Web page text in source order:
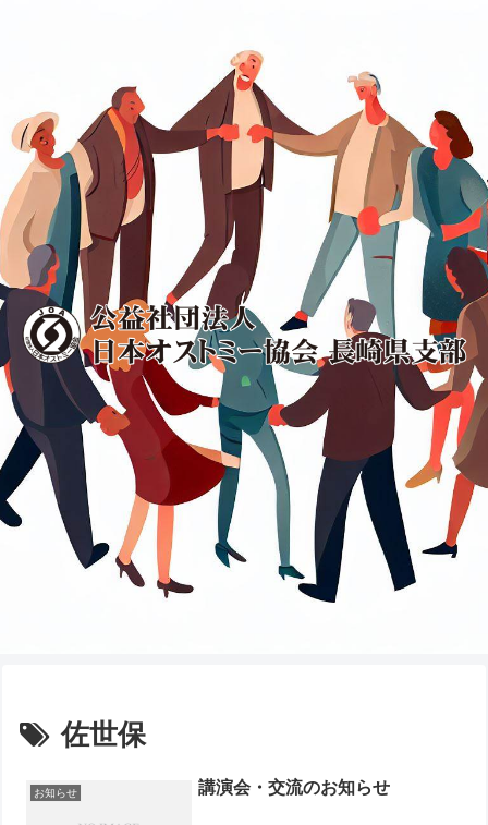
佐世保
お知らせ 講演会・交流のお知らせ